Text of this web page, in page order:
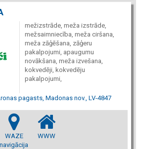
mežizstrāde, meža izstrāde,
mežsaimniecība, meža ciršana,
meža zāģēšana, zāģeru
pakalpojumi, apaugumu
novākšana, meža izvešana,
kokvedēji, kokvedēju
pakalpojumi,
pagasts, Madonas nov., LV-4847
WAZE
navigācija
WWW